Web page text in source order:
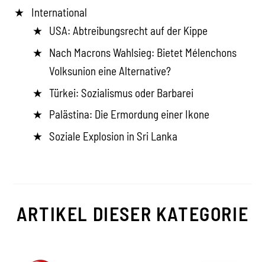
International
USA: Abtreibungsrecht auf der Kippe
Nach Macrons Wahlsieg: Bietet Mélenchons
Volksunion eine Alternative?
Türkei: Sozialismus oder Barbarei
Palästina: Die Ermordung einer Ikone
Soziale Explosion in Sri Lanka
ARTIKEL DIESER KATEGORIE